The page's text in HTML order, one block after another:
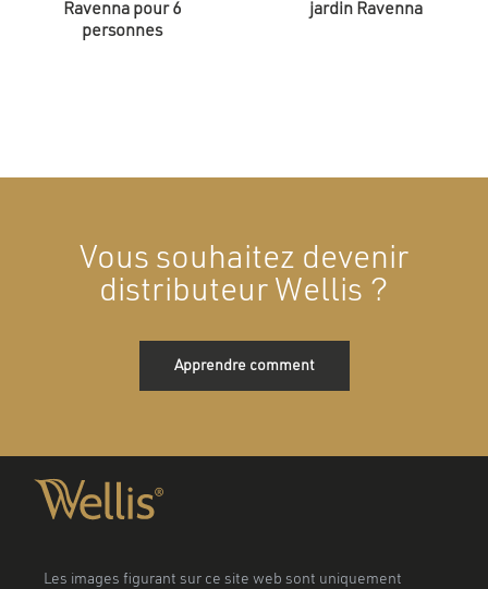
Ravenna pour 6
personnes
jardin Ravenna
Vous souhaitez devenir
distributeur Wellis ?
Apprendre comment
Les images figurant sur ce site web sont uniquement